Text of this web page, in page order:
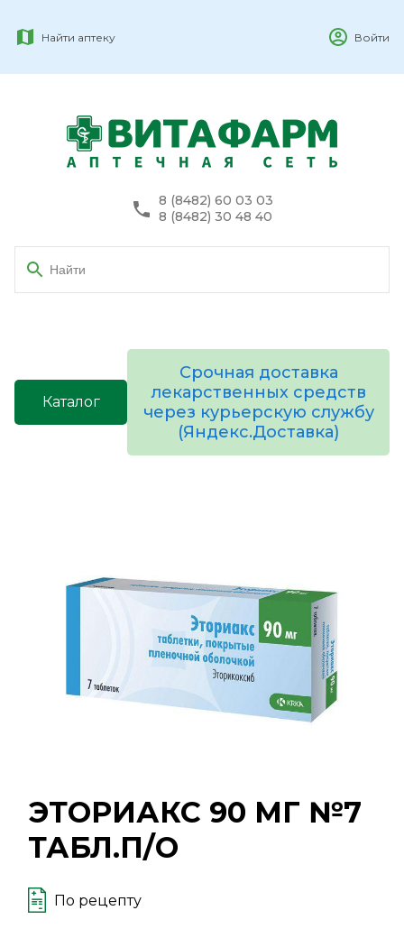
Найти аптеку Войти
8 (8482) 60 03 03
8 (8482) 30 48 40
Каталог
Срочная доставка
лекарственных средств
через курьерскую службу
(Яндекс.Доставка)
ЭТОРИАКС 90 МГ №7
ТАБЛ.П/О
По рецепту